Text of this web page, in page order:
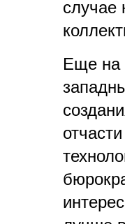
случае
Еще на